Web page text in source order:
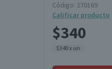
Código: 270169
Calificar producto
$340
$340 x un